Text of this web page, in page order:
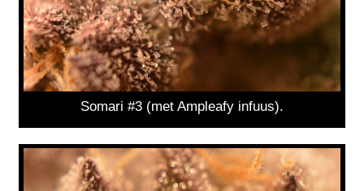
Somari #3 (met Ampleafy infuus).